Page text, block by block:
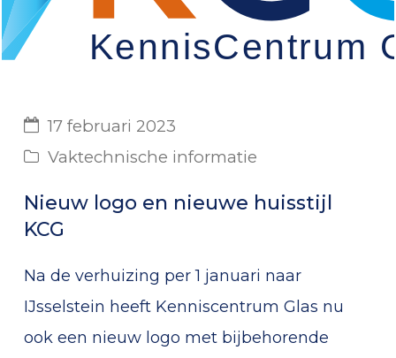
17 februari 2023
Vaktechnische informatie
Nieuw logo en nieuwe huisstijl
KCG
Na de verhuizing per 1 januari naar
IJsselstein heeft Kenniscentrum Glas nu
ook een nieuw logo met bijbehorende